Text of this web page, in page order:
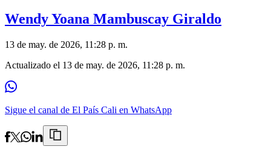
Wendy Yoana Mambuscay Giraldo
13 de may. de 2026, 11:28 p. m.
Actualizado el 13 de may. de 2026, 11:28 p. m.
Sigue el canal de El País Cali en WhatsApp